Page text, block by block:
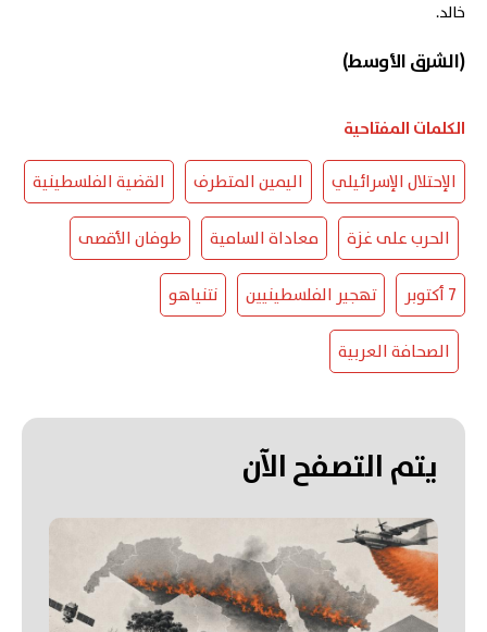
خالد.
(الشرق الأوسط)
الكلمات المفتاحية
الإحتلال الإسرائيلي اليمين المتطرف القضية الفلسطينية
الحرب على غزة معاداة السامية طوفان الأقصى
7 أكتوبر تهجير الفلسطينيين نتنياهو
الصحافة العربية
يتم التصفح الآن